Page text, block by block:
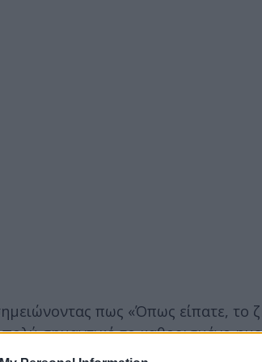
πως «Όπως είπατε, το
σημαντικό το καθορισμένο
Επειδή ο πυρηνικός σταθμός θα